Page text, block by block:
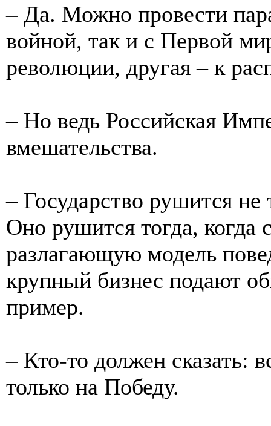
– Да. Можно провести
войной, так и с Первой
революции, другая – к
– Но ведь Российская
вмешательства.
– Государство рушится не
Оно рушится тогда, когда
разлагающую модель
крупный бизнес подают
пример.
– Кто-то должен сказать:
только на Победу.